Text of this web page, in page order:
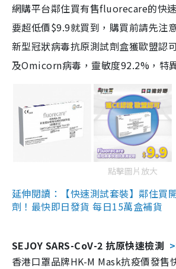
網購平台鄰住買有售fluorecare的快
要超低價$9.9就買到，購買前請先注
新型冠狀病毒抗原測試劑盒獲歐盟認
及Omicorn病毒，靈敏度92.2%，特
點擊圖片放大
延伸閱讀：【快速測試套裝】鄰住買
劑！最快即日發貨 每日15萬盒補貨
SEJOY SARS-CoV-2 抗原快速檢測
香港口罩品牌HK-M Mask抗疫價發售